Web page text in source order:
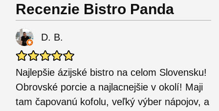
Recenzie Bistro Panda
D. B.
Najlepšie ázijské bistro na celom Slovensku!
Obrovské porcie a najlacnejšie v okolí! Maji
tam čapovanú kofolu, veľký výber nápojov, a